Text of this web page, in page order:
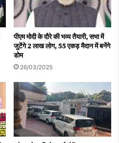
पीएम मोदी के दौरे की भव्य तैयारी, सभा में
जुटेंगे 2 लाख लोग, 55 एकड़ मैदान में बनेंगे
डोम
26/03/2025